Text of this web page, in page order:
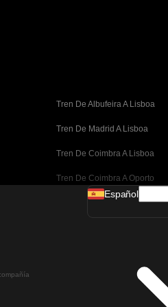
Tren De Albufeira A Lisboa
Tren De Madrid A Lisboa
Tren De Coimbra A Lisboa
Tren De Coimbra A Oporto
Tren De Valencia A Barcelona
Tren De Málaga A Madrid
Español